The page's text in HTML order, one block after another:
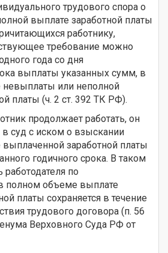
трудового спора о
выплате заработной платы
работнику,
требование можно
года со дня
выплаты указанных сумм, в
невыплаты или неполной
платы (ч. 2 ст. 392 ТК РФ).
продолжает работать, он
в суд с иском о взыскании
выплаченной заработной платы
годичного срока. В таком
работодателя по
полном объеме выплате
платы сохраняется в течение
трудового договора (п. 56
Верховного Суда РФ от